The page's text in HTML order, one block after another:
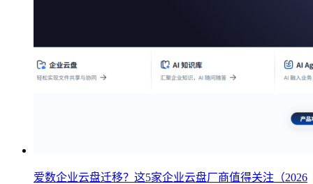
爱数企业云盘迁移？这5家企业云盘厂商值得关注（2026